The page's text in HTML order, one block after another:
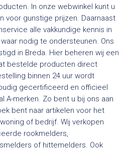
In onze webwinkel kunt u
voor gunstige prijzen. Daarnaast
alle vakkundige kennis in
nodig te ondersteunen. Ons
in Breda. Hier beheren wij een
bestelde producten direct
binnen 24 uur wordt
gecertificeerd en officieel
A-merken. Zo bent u bij ons aan
bent naar artikelen voor het
of bedrijf. Wij verkopen
rookmelders,
of hittemelders. Ook